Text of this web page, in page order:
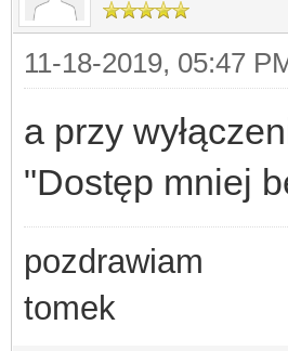
11-18-2019, 05:47
a przy
"Dostęp mniej
pozdrawiam
tomek